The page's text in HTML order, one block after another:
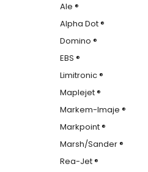
Ale ®
Alpha Dot ®
Domino ®
EBS ®
Limitronic ®
Maplejet ®
Markem-Imaje ®
Markpoint ®
Marsh/Sander ®
Rea-Jet ®